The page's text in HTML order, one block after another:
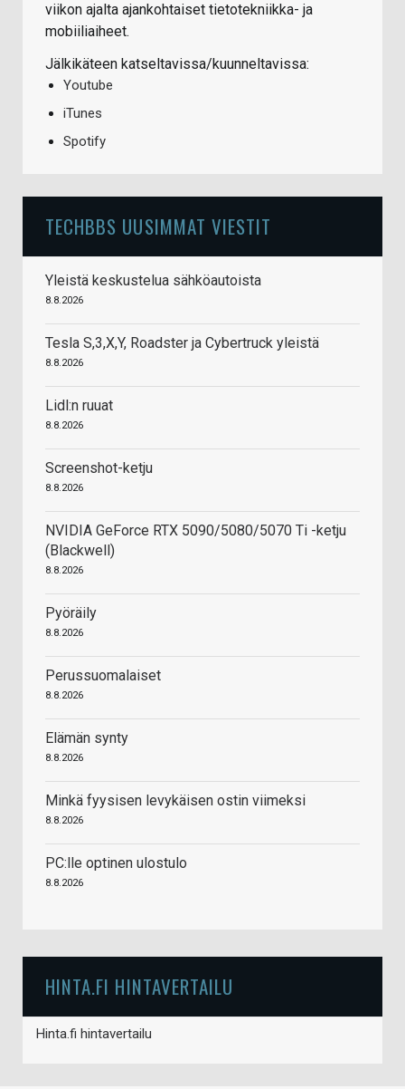
viikon ajalta ajankohtaiset tietotekniikka- ja
mobiiliaiheet.
Jälkikäteen katseltavissa/kuunneltavissa:
Youtube
iTunes
Spotify
TECHBBS UUSIMMAT VIESTIT
Yleistä keskustelua sähköautoista
8.8.2026
Tesla S,3,X,Y, Roadster ja Cybertruck yleistä
8.8.2026
Lidl:n ruuat
8.8.2026
Screenshot-ketju
8.8.2026
NVIDIA GeForce RTX 5090/5080/5070 Ti -ketju
(Blackwell)
8.8.2026
Pyöräily
8.8.2026
Perussuomalaiset
8.8.2026
Elämän synty
8.8.2026
Minkä fyysisen levykäisen ostin viimeksi
8.8.2026
PC:lle optinen ulostulo
8.8.2026
HINTA.FI HINTAVERTAILU
Hinta.fi hintavertailu